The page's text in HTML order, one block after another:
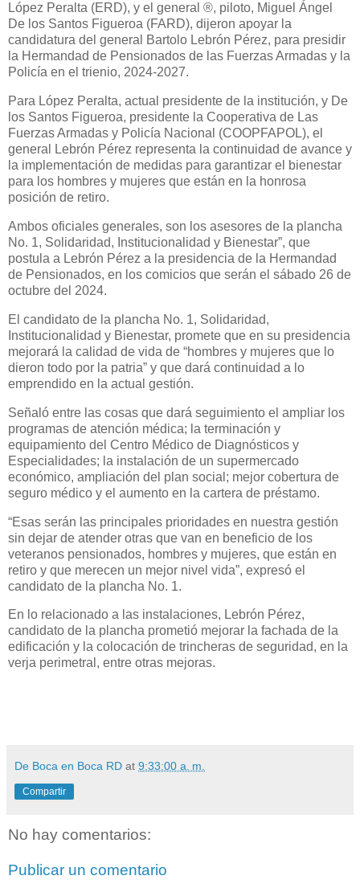
López Peralta (ERD), y el general ®️, piloto, Miguel Ángel
De los Santos Figueroa (FARD), dijeron apoyar la
candidatura del general Bartolo Lebrón Pérez, para presidir
la Hermandad de Pensionados de las Fuerzas Armadas y la
Policía en el trienio, 2024-2027.
Para López Peralta, actual presidente de la institución, y De
los Santos Figueroa, presidente la Cooperativa de Las
Fuerzas Armadas y Policía Nacional (COOPFAPOL), el
general Lebrón Pérez representa la continuidad de avance y
la implementación de medidas para garantizar el bienestar
para los hombres y mujeres que están en la honrosa
posición de retiro.
Ambos oficiales generales, son los asesores de la plancha
No. 1, Solidaridad, Institucionalidad y Bienestar”, que
postula a Lebrón Pérez a la presidencia de la Hermandad
de Pensionados, en los comicios que serán el sábado 26 de
octubre del 2024.
El candidato de la plancha No. 1, Solidaridad,
Institucionalidad y Bienestar, promete que en su presidencia
mejorará la calidad de vida de “hombres y mujeres que lo
dieron todo por la patria” y que dará continuidad a lo
emprendido en la actual gestión.
Señaló entre las cosas que dará seguimiento el ampliar los
programas de atención médica; la terminación y
equipamiento del Centro Médico de Diagnósticos y
Especialidades; la instalación de un supermercado
económico, ampliación del plan social; mejor cobertura de
seguro médico y el aumento en la cartera de préstamo.
“Esas serán las principales prioridades en nuestra gestión
sin dejar de atender otras que van en beneficio de los
veteranos pensionados, hombres y mujeres, que están en
retiro y que merecen un mejor nivel vida”, expresó el
candidato de la plancha No. 1.
En lo relacionado a las instalaciones, Lebrón Pérez,
candidato de la plancha prometió mejorar la fachada de la
edificación y la colocación de trincheras de seguridad, en la
verja perimetral, entre otras mejoras.
De Boca en Boca RD at 9:33:00 a. m.
Compartir
No hay comentarios:
Publicar un comentario